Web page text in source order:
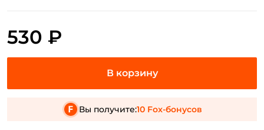
530 ₽
Вы получите:10 Fox-бонусов